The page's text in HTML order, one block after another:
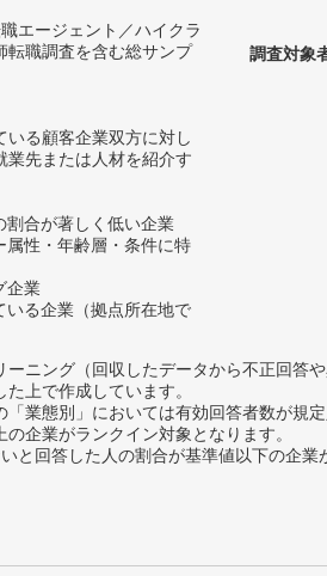
エージェント／ハイクラ
転職調査を含む総サンプ
る顧客企業双方に対し
業先または人材を紹介す
割合が著しく低い企業
属性・年齢層・条件に特
企業
る企業（拠点所在地で
調査対象
ニング（回収したデータから不正回答や
上で作成しています。
業態別」においては有効回答者数が規
企業がランクイン対象となります。
回答した人の割合が基準値以下の企業